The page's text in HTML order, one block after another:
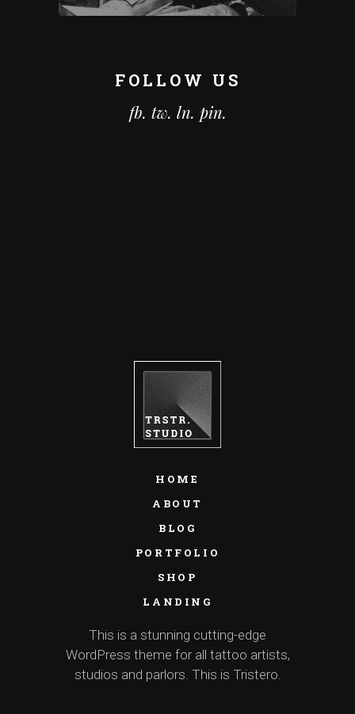
FOLLOW US
fb. tw. ln. pin.
HOME
ABOUT
BLOG
PORTFOLIO
SHOP
LANDING
This is a stunning cutting-edge
WordPress theme for all tattoo artists,
studios and parlors. This is Tristero.